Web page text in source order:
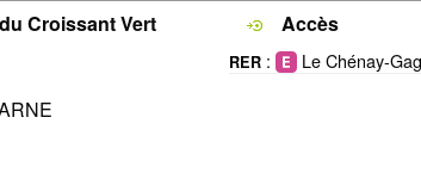
Croissant Vert
Accès
RER : Le Chénay-